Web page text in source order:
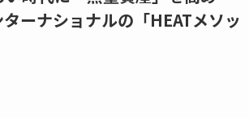
ーナショナルの「HEATメソッ